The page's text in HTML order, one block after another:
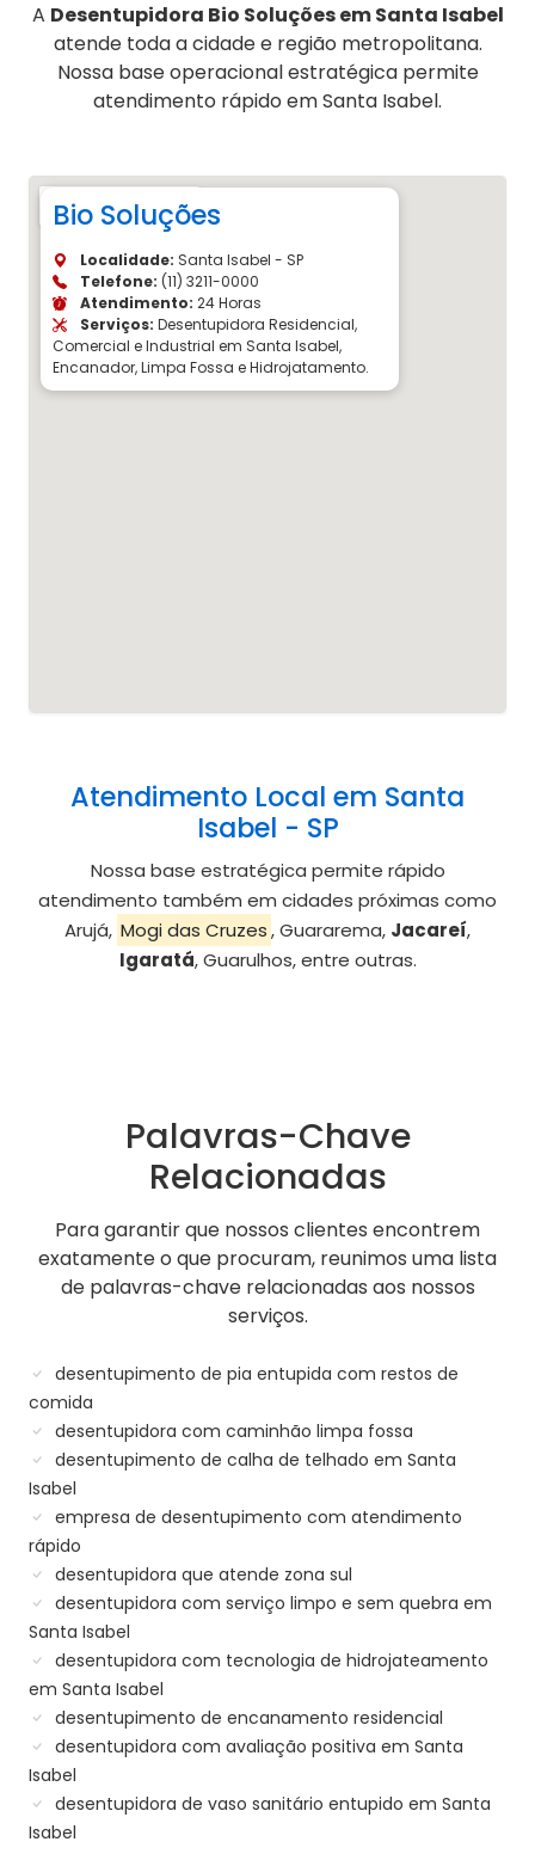
A Desentupidora Bio Soluções em Santa Isabel
atende toda a cidade e região metropolitana.
Nossa base operacional estratégica permite
atendimento rápido em Santa Isabel.
Bio Soluções
Localidade: Santa Isabel - SP
Telefone: (11) 3211-0000
Atendimento: 24 Horas
Serviços: Desentupidora Residencial,
Comercial e Industrial em Santa Isabel,
Encanador, Limpa Fossa e Hidrojatamento.
Atendimento Local em Santa
Isabel - SP
Nossa base estratégica permite rápido
atendimento também em cidades próximas como
Arujá, Mogi das Cruzes, Guararema, Jacareí,
Igaratá, Guarulhos, entre outras.
Palavras-Chave
Relacionadas
Para garantir que nossos clientes encontrem
exatamente o que procuram, reunimos uma lista
de palavras-chave relacionadas aos nossos
serviços.
desentupimento de pia entupida com restos de
comida
desentupidora com caminhão limpa fossa
desentupimento de calha de telhado em Santa
Isabel
empresa de desentupimento com atendimento
rápido
desentupidora que atende zona sul
desentupidora com serviço limpo e sem quebra em
Santa Isabel
desentupidora com tecnologia de hidrojateamento
em Santa Isabel
desentupimento de encanamento residencial
desentupidora com avaliação positiva em Santa
Isabel
desentupidora de vaso sanitário entupido em Santa
Isabel